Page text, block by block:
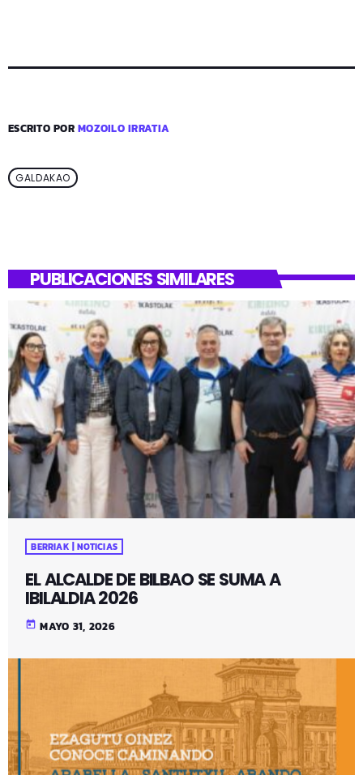
ESCRITO PORMOZOILO IRRATIA
GALDAKAO
PUBLICACIONES SIMILARES
BERRIAK | NOTICIAS
EL ALCALDE DE BILBAO SE SUMA A
IBILALDIA 2026
today MAYO 31, 2026